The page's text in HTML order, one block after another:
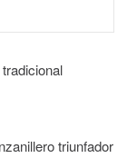
triunfador